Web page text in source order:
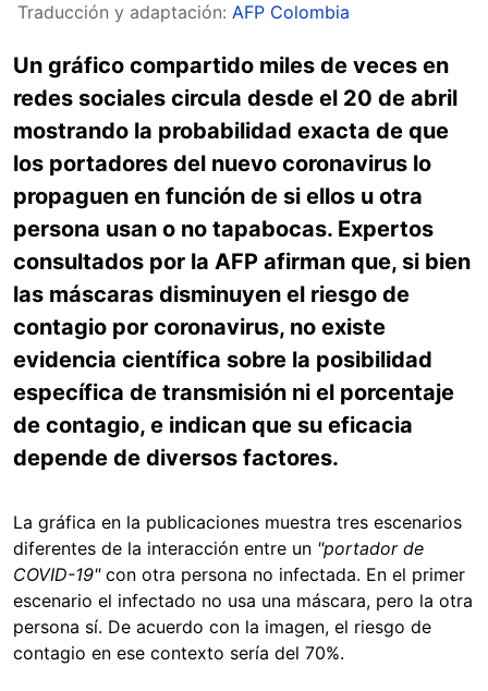
Traducción y adaptación: AFP Colombia
Un gráfico compartido miles de veces en
redes sociales circula desde el 20 de abril
mostrando la probabilidad exacta de que
los portadores del nuevo coronavirus lo
propaguen en función de si ellos u otra
persona usan o no tapabocas. Expertos
consultados por la AFP afirman que, si bien
las máscaras disminuyen el riesgo de
contagio por coronavirus, no existe
evidencia científica sobre la posibilidad
específica de transmisión ni el porcentaje
de contagio, e indican que su eficacia
depende de diversos factores.
La gráfica en la publicaciones muestra tres escenarios
diferentes de la interacción entre un "portador de
COVID-19" con otra persona no infectada. En el primer
escenario el infectado no usa una máscara, pero la otra
persona sí. De acuerdo con la imagen, el riesgo de
contagio en ese contexto sería del 70%.